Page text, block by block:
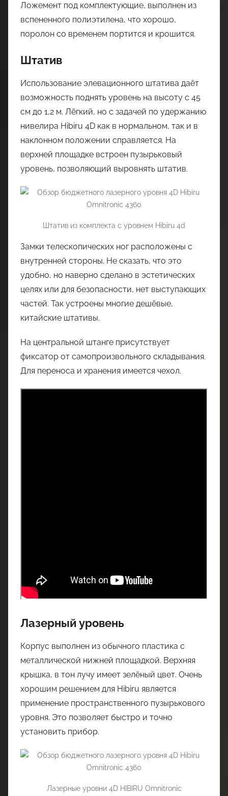
Ложемент под комплектующие, выполнен из
вспененного полиэтилена, что хорошо,
поролон со временем портится и крошится.
Штатив
Использование элевационного штатива даёт
возможность поднять уровень на высоту с 45
см до 1,2 м. Лёгкий, но с задачей по удержанию
нивелира Hibiru 4D как в нормальном, так и в
наклонном положении справляется. На
верхней площадке встроен пузырьковый
уровень, позволяющий выровнять штатив.
Штатив из комплекта с уровнем Hibiru 4d
Замки телескопических ног расположены с
внутренней стороны. Не сказать, что это
удобно, но наверно сделано в эстетических
целях или для безопасности, нет выступающих
частей. Так устроены многие дешёвые,
китайские штативы.
На центральной штанге присутствует
фиксатор от самопроизвольного складывания.
Для переноса и хранения имеется чехол.
Лазерный уровень
Корпус выполнен из обычного пластика с
металлической нижней площадкой. Верхняя
крышка, в тон лучу имеет зелёный цвет. Очень
хорошим решением для Hibiru является
применение пространственного пузырькового
уровня. Это позволяет быстро и точно
установить прибор.
Лазерные уровни 4D HIBIRU Omnitronic